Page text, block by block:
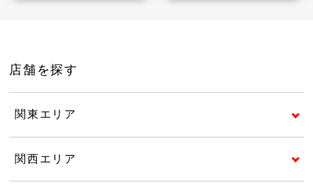
店舗を探す
関東エリア
関西エリア